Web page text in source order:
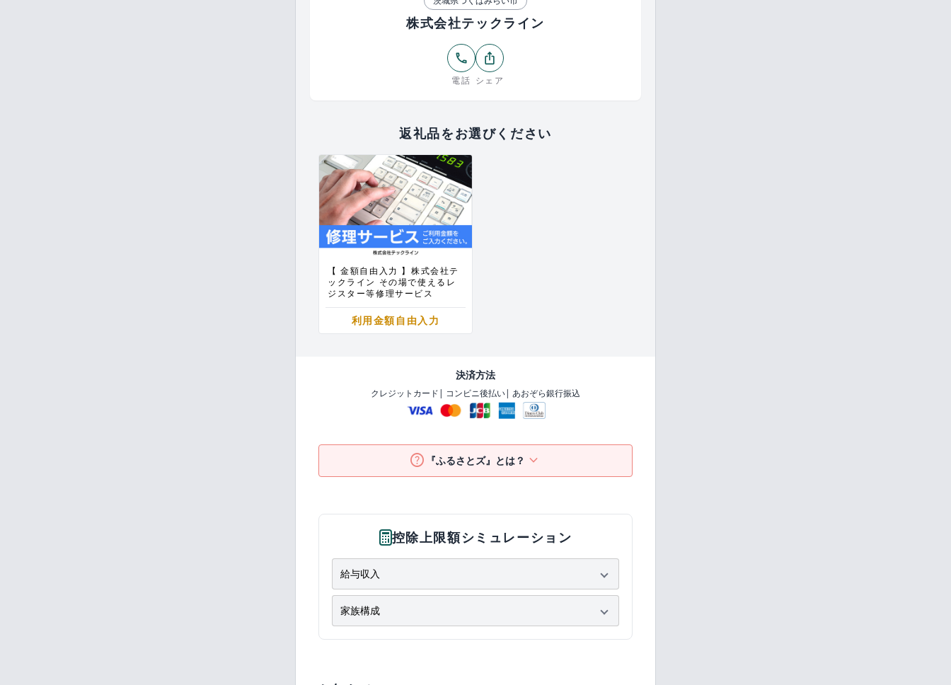
株式会社テックライン
phone
電話
ios_share
シェア
返礼品をお選びください
【 金額自由入力 】株式会社テ
ックライン その場で使えるレ
ジスター等修理サービス
利用金額自由入力
決済方法
クレジットカード| コンビニ後払い| あおぞら銀行振込
help 『ふるさとズ』とは？ keyboard_arrow_down
控除上限額シミュレーション